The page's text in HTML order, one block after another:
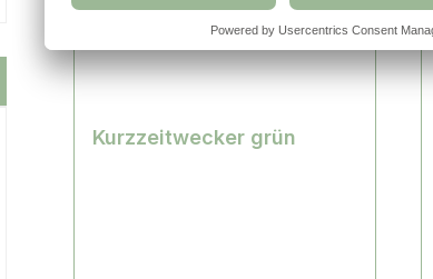
Kurzzeitwecker grün